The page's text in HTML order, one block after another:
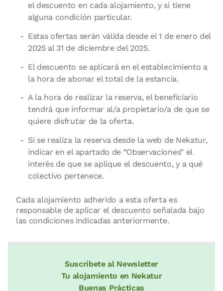
el descuento en cada alojamiento, y si tiene
alguna condición particular.
Estas ofertas serán válida desde el 1 de enero del
2025 al 31 de diciembre del 2025.
El descuento se aplicará en el establecimiento a
la hora de abonar el total de la estancia.
A la hora de realizar la reserva, el beneficiario
tendrá que informar al/a propietario/a de que se
quiere disfrutar de la oferta.
Si se realiza la reserva desde la web de Nekatur,
indicar en el apartado de “Observaciones” el
interés de que se aplique el descuento, y a qué
colectivo pertenece.
Cada alojamiento adherido a esta oferta es
responsable de aplicar el descuento señalada bajo
las condiciones indicadas anteriormente.
Suscríbete al Newsletter
Tu alojamiento en Nekatur
Buenas Prácticas